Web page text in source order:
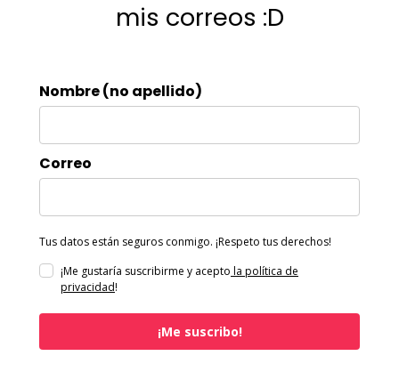
mis correos :D
Nombre (no apellido)
Correo
Tus datos están seguros conmigo. ¡Respeto tus derechos!
¡Me gustaría suscribirme y acepto la política de
privacidad!
¡Me suscribo!